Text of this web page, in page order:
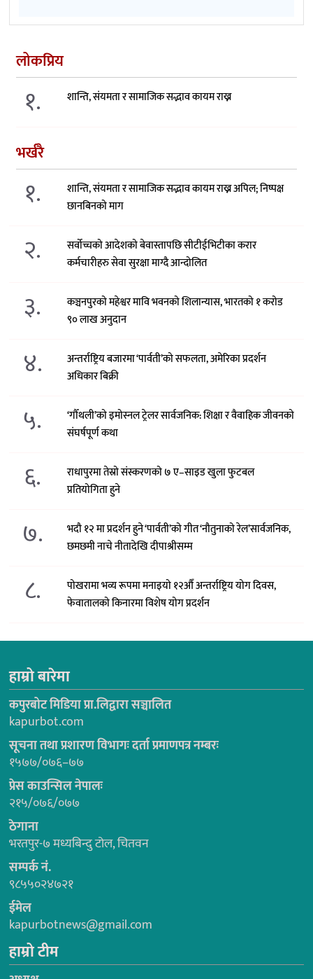
लोकप्रिय
१. शान्ति, संयमता र सामाजिक सद्भाव कायम राख्न
भर्खरै
१.
शान्ति, संयमता र सामाजिक सद्भाव कायम राख्न अपिल; निष्पक्ष
छानबिनको माग
२.
सर्वोच्चको आदेशको बेवास्तापछि सीटीईभिटीका करार
कर्मचारीहरु सेवा सुरक्षा माग्दै आन्दोलित
३.
कञ्चनपुरको महेश्वर मावि भवनको शिलान्यास, भारतको १ करोड
९० लाख अनुदान
४.
अन्तर्राष्ट्रिय बजारमा ‘पार्वती’को सफलता, अमेरिका प्रदर्शन
अधिकार बिक्री
५.
‘गौँथली’को इमोस्नल ट्रेलर सार्वजनिक: शिक्षा र वैवाहिक जीवनको
संघर्षपूर्ण कथा
६.
राधापुरमा तेस्रो संस्करणको ७ ए–साइड खुला फुटबल
प्रतियोगिता हुने
७.
भदौ १२ मा प्रदर्शन हुने ‘पार्वती’को गीत ‘नौतुनाको रेल’सार्वजनिक,
छमछमी नाचे नीतादेखि दीपाश्रीसम्म
८.
पोखरामा भव्य रूपमा मनाइयो १२औँ अन्तर्राष्ट्रिय योग दिवस,
फेवातालको किनारमा विशेष योग प्रदर्शन
हाम्रो बारेमा
कपुरबोट मिडिया प्रा.लिद्वारा सञ्चालित
kapurbot.com
सूचना तथा प्रशारण विभागः दर्ता प्रमाणपत्र नम्बरः
१५७७/०७६–७७
प्रेस काउन्सिल नेपालः
२१५/०७६/०७७
ठेगाना
भरतपुर-७ मध्यबिन्दु टोल, चितवन
सम्पर्क नं.
९८५५०२४७२१
ईमेल
kapurbotnews@gmail.com
हाम्रो टीम